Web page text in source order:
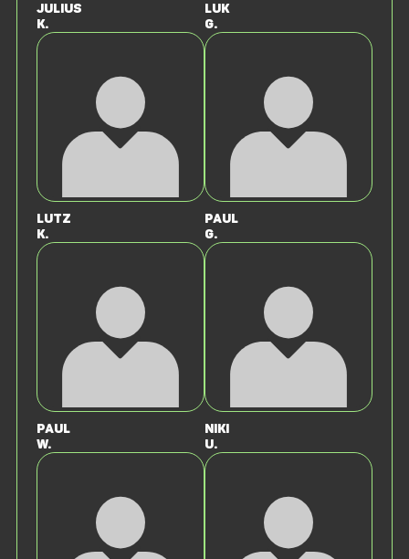
Julius
K.
Luk
G.
Lutz
K.
Paul
G.
Paul
W.
Niki
U.